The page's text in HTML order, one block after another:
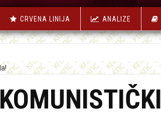
CRVENA LINIJA ANALIZE